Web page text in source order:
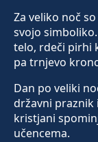
Za veliko noč
svojo
telo, rdeči pirhi
pa trnjevo
Dan po veliki
državni praznik
kristjani
učencema.